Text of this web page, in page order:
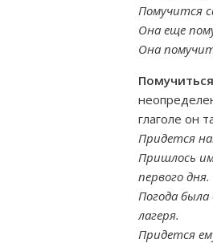
Помучится
Она еще
Она
Помучиться
глаголе он
Придется
Пришлось
первого дня.
Погода
лагеря.
Придется